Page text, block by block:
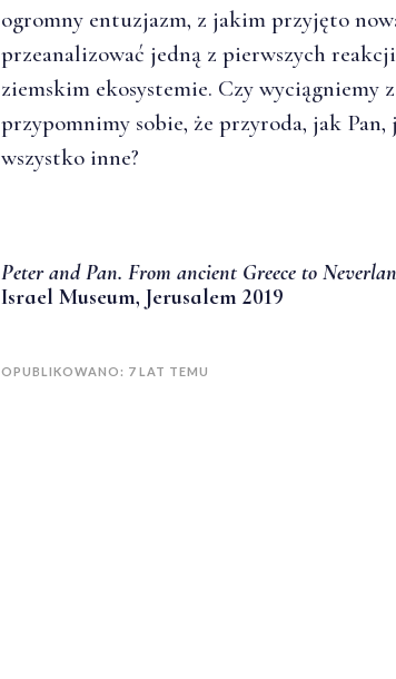
ogromny entuzjazm, z jakim przyjęto
przeanalizować jedną z pierwszych
ziemskim ekosystemie. Czy
przypomnimy sobie, że przyroda, jak Pan,
wszystko inne?
Peter and Pan. From ancient Greece to
Israel Museum, Jerusalem 2019
OPUBLIKOWANO: 7 LAT TEMU